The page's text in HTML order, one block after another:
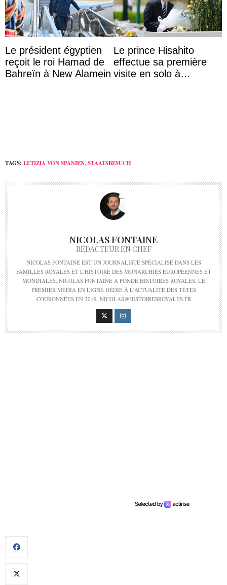
Le président égyptien
reçoit le roi Hamad de
Bahreïn à New Alamein
Le prince Hisahito
effectue sa première
visite en solo à
TAGS: LETIZIA VON SPANIEN STAATSBESUCH
NICOLAS FONTAINE
RÉDACTEUR EN CHEF
NICOLAS FONTAINE EST UN JOURNALISTE SPÉCIALISÉ DANS LES
FAMILLES ROYALES ET L'HISTOIRE DES MONARCHIES EUROPÉENNES ET
MONDIALES. NICOLAS FONTAINE A FONDÉ HISTOIRES ROYALES, LE
PREMIER MÉDIA EN LIGNE DÉDIÉ À L'ACTUALITÉ DES TÊTES
COURONNÉES EN 2019. NICOLAS@HISTOIRESROYALES.FR